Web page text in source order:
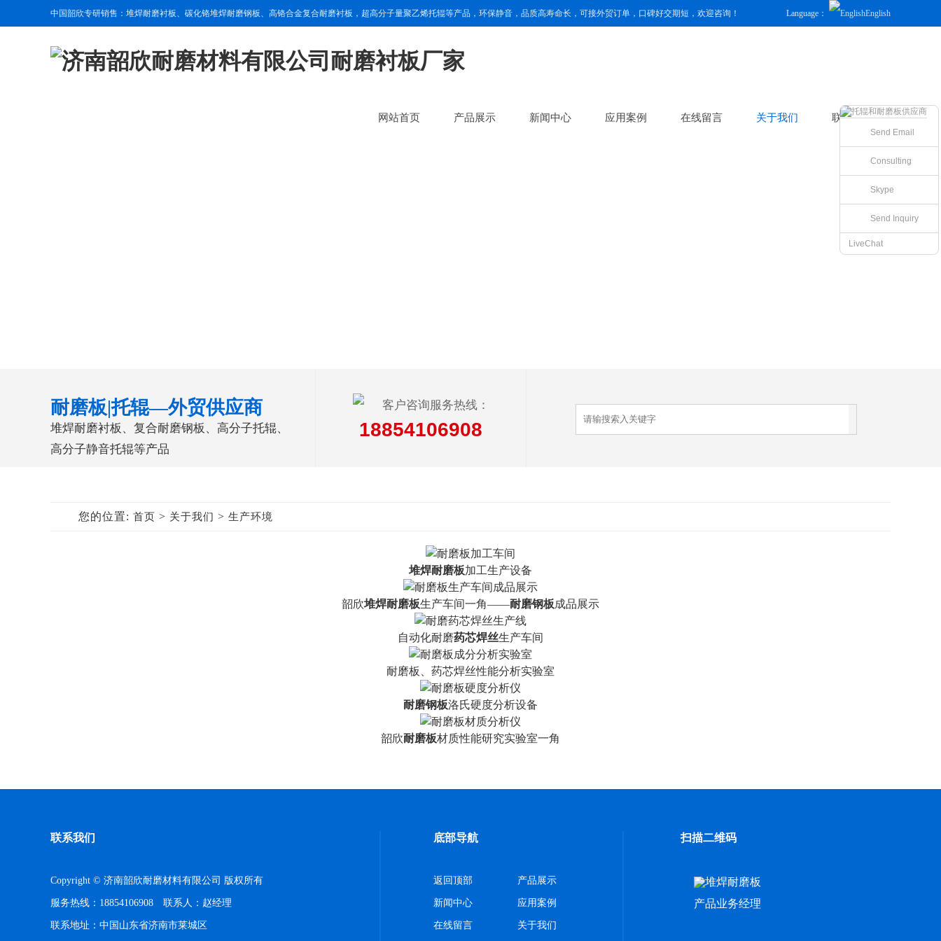
中国韶欣专研销售：堆焊耐磨衬板、碳化铬堆焊耐磨钢板、高铬合金复合耐磨衬板，超高分子量聚乙烯托辊等产品，环保静音，品质高寿命长，可接外贸订单，口碑好交期短，欢迎咨询！ Language： English
网站首页 产品展示 新闻中心 应用案例 在线留言 关于我们 联系我们
耐磨板|托辊—外贸供应商
堆焊耐磨衬板、复合耐磨钢板、高分子托辊、
高分子静音托辊等产品
客户咨询服务热线：
18854106908
您的位置: 首页 > 关于我们 > 生产环境
堆焊耐磨板加工生产设备
韶欣堆焊耐磨板生产车间一角——耐磨钢板成品展示
自动化耐磨药芯焊丝生产车间
耐磨板、药芯焊丝性能分析实验室
耐磨钢板洛氏硬度分析设备
韶欣耐磨板材质性能研究实验室一角
联系我们
Copyright © 济南韶欣耐磨材料有限公司 版权所有
服务热线：18854106908 联系人：赵经理
联系地址：中国山东省济南市莱城区
底部导航
返回顶部 产品展示
新闻中心 应用案例
在线留言 关于我们
扫描二维码
产品业务经理
Send Email
Consulting
Skype
Send Inquiry
LiveChat